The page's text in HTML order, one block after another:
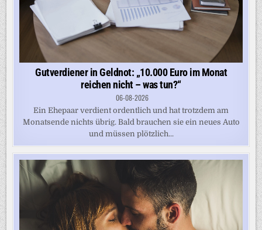
Gutverdiener in Geldnot: „10.000 Euro im Monat
reichen nicht – was tun?“
06-08-2026
Ein Ehepaar verdient ordentlich und hat trotzdem am
Monatsende nichts übrig. Bald brauchen sie ein neues Auto
und müssen plötzlich...